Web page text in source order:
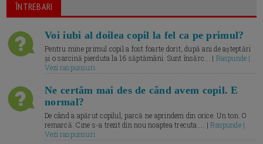
ÎNTREBARI
Voi iubi al doilea copil la fel ca pe primul?
Pentru mine primul copil a fost foarte dorit, după ani de așteptări
și o sarcină pierduta la 16 săptămâni. Sunt însărc... | Raspunde |
Vezi raspunsuri
Ne certăm mai des de când avem copil. E
normal?
De când a apărut copilul, parcă ne aprindem din orice. Un ton. O
remarcă. Cine s-a trezit din nou noaptea trecuta.... |Raspunde |
Vezi raspunsuri